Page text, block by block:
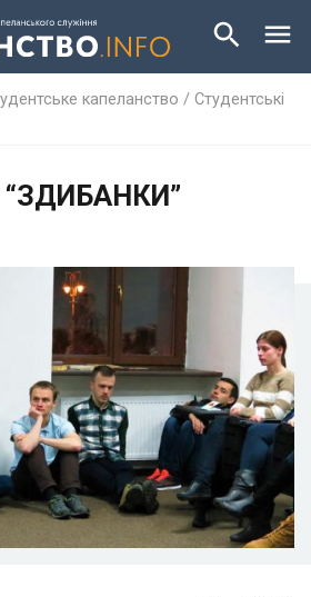
капеланство / Студентські
“ЗДИБАНКИ”